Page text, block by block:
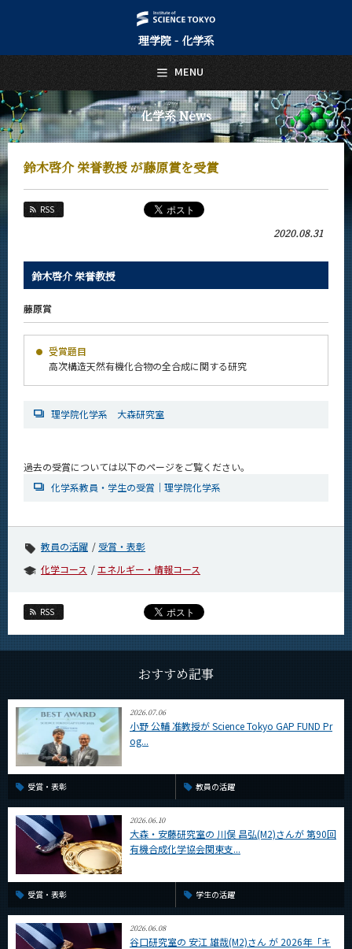
理学院 - 化学系
化学系 News
鈴木啓介 栄誉教授 が藤原賞を受賞
RSS
2020.08.31
鈴木啓介 栄誉教授
藤原賞
受賞題目
高次構造天然有機化合物の全合成に関する研究
理学院化学系 大森研究室
過去の受賞については以下のページをご覧ください。
化学系教員・学生の受賞｜理学院化学系
教員の活躍
受賞・表彰
化学コース
エネルギー・情報コース
RSS
おすすめ記事
2026.07.06
小野 公輔 准教授が Science Tokyo GAP FUND Pr
og...
受賞・表彰 教員の活躍
2026.06.10
大森・安藤研究室の 川俣 昌弘(M2)さんが 第90回
有機合成化学協会関東支...
受賞・表彰 学生の活躍
2026.06.08
谷口研究室の 安江 雄哉(M2)さん が 2026年「キ
MENU
日本語 English
トップページ
Top Page
化学系について
About Us
Education
教員・研究室
未来
Future
入学案内
化学系 News
News
カテゴリ別
学内向け情報
系詳細情報
CLOSE